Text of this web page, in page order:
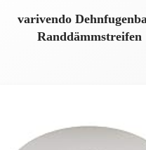
varivendo
Randdämmstreifen